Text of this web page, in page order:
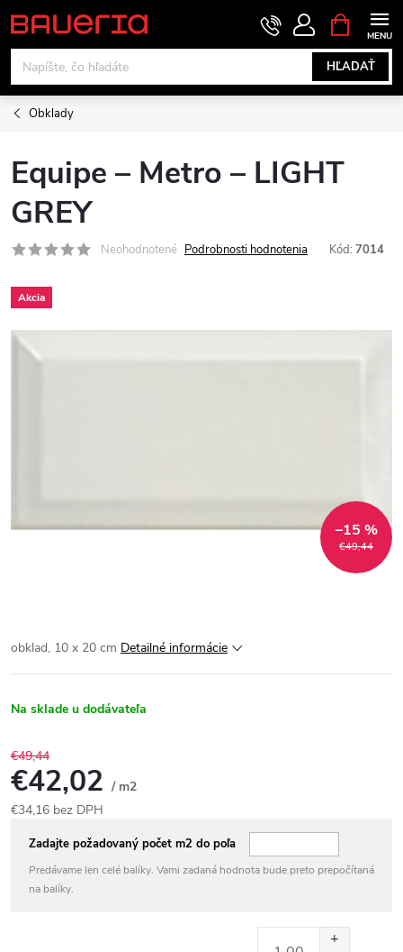
Prejsť
na
obsah
HĽADAŤ
KOŠÍK
Obklady
Equipe – Metro – LIGHT
GREY
Neohodnotené Podrobnosti hodnotenia Kód: 7014
Akcia
€49,44
–15 %
obklad, 10 x 20 cm Detailné informácie
Na sklade u dodávateľa
€49,44
€42,02 / m2
€34,16 bez DPH
cena:Zadajte požadovaný počet m2 do poľa
Predávame len celé balíky. Vami zadaná hodnota bude preto prepočítaná
na balíky.